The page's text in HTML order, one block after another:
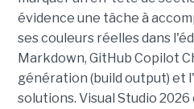
évidence une tâche à
ses couleurs réelles dans
Markdown, GitHub Copilot
génération (build output) et
solutions. Visual Studio